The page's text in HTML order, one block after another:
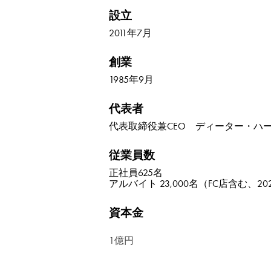
設立
2011年7月
創業
1985年9月
代表者
代表取締役兼CEO ディーター・ハ
従業員数
正社員625名
アルバイト 23,000名（FC店含む、
資本金
1億円